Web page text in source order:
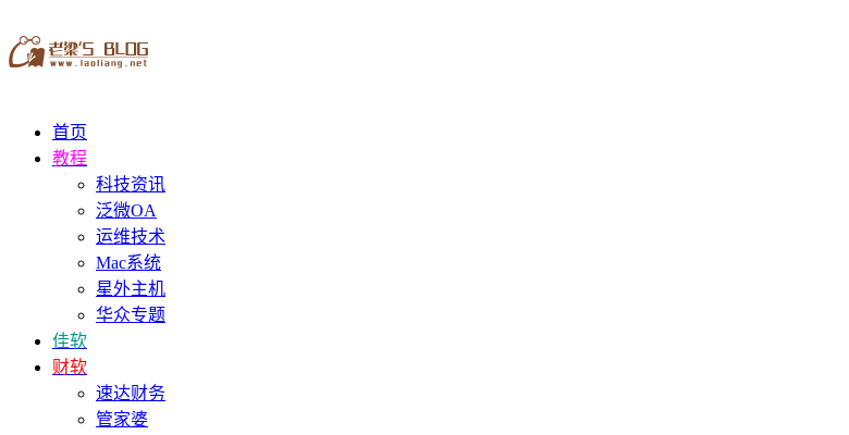
首页
教程
科技资讯
泛微OA
运维技术
Mac系统
星外主机
华众专题
佳软
财软
速达财务
管家婆